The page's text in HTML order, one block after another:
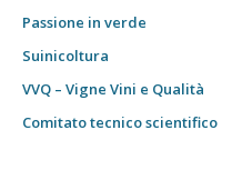
Passione in verde
Suinicoltura
VVQ – Vigne Vini e Qualità
Comitato tecnico scientifico